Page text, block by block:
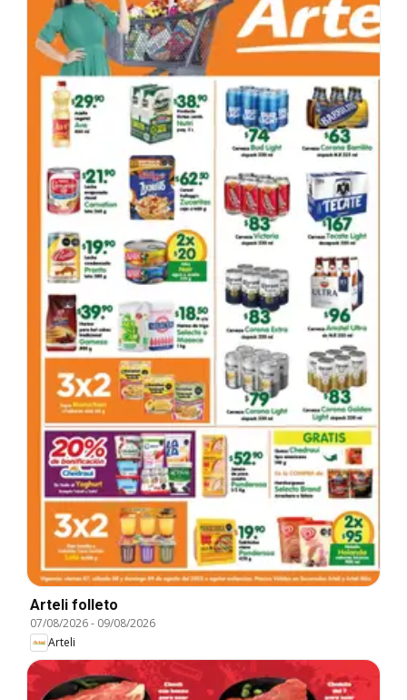
Arteli folleto
07/08/2026- 09/08/2026
Arteli